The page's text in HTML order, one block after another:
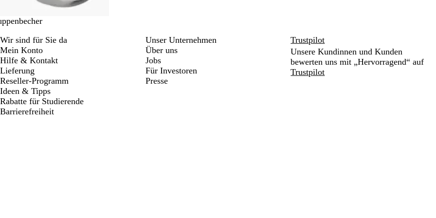
Wir sind für Sie da
Mein Konto
Hilfe & Kontakt
Lieferung
Reseller-Programm
Ideen & Tipps
Rabatte für Studierende
Barrierefreiheit
Unser Unternehmen
Über uns
Jobs
Für Investoren
Presse
Trustpilot
Unsere Kundinnen und Kunden
bewerten uns mit „Hervorragend“ auf
Trustpilot